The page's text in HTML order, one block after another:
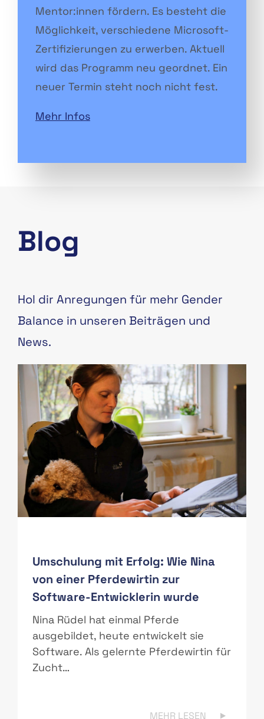
Mentor:innen fördern. Es besteht die
Möglichkeit, verschiedene Microsoft-
Zertifizierungen zu erwerben. Aktuell
wird das Programm neu geordnet. Ein
neuer Termin steht noch nicht fest.
Mehr Infos
Blog
Hol dir Anregungen für mehr Gender
Balance in unseren Beiträgen und
News.
Quelle: Privat
Umschulung mit Erfolg: Wie Nina
von einer Pferdewirtin zur
Software-Entwicklerin wurde
Nina Rüdel hat einmal Pferde
ausgebildet, heute entwickelt sie
Software. Als gelernte Pferdewirtin für
Zucht…
MEHR LESEN